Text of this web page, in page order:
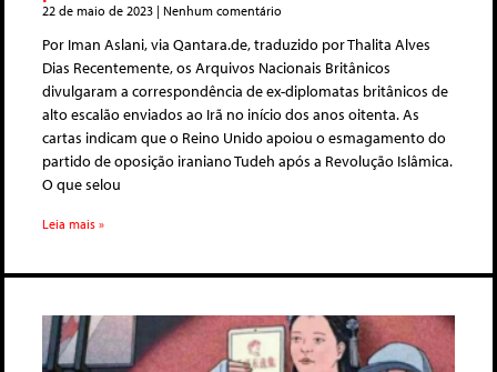
22 de maio de 2023 Nenhum comentário
Por Iman Aslani, via Qantara.de, traduzido por Thalita Alves
Dias Recentemente, os Arquivos Nacionais Britânicos
divulgaram a correspondência de ex-diplomatas britânicos de
alto escalão enviados ao Irã no início dos anos oitenta. As
cartas indicam que o Reino Unido apoiou o esmagamento do
partido de oposição iraniano Tudeh após a Revolução Islâmica.
O que selou
Leia mais »